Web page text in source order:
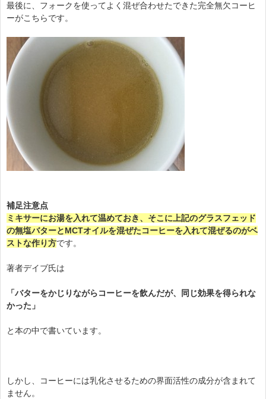
最後に、フォークを使ってよく混ぜ合わせたできた完全無欠コーヒ
ーがこちらです。
補足注意点
ミキサーにお湯を入れて温めておき、そこに上記のグラスフェッド
の無塩バターとMCTオイルを混ぜたコーヒーを入れて混ぜるのがベ
ストな作り方です。
著者デイブ氏は
「バターをかじりながらコーヒーを飲んだが、同じ効果を得られな
かった」
と本の中で書いています。
しかし、コーヒーには乳化させるための界面活性の成分が含まれて
ません。